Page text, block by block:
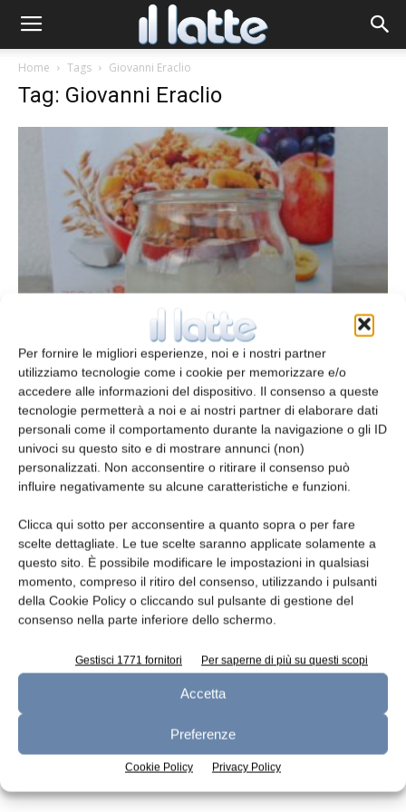
Per fornire le migliori esperienze, noi e i nostri partner
utilizziamo tecnologie come i cookie per memorizzare e/o
accedere alle informazioni del dispositivo. Il consenso a queste
tecnologie permetterà a noi e ai nostri partner di elaborare dati
personali come il comportamento durante la navigazione o gli ID
univoci su questo sito e di mostrare annunci (non)
personalizzati. Non acconsentire o ritirare il consenso può
influire negativamente su alcune caratteristiche e funzioni.
Clicca qui sotto per acconsentire a quanto sopra o per fare
scelte dettagliate. Le tue scelte saranno applicate solamente a
questo sito. È possibile modificare le impostazioni in qualsiasi
momento, compreso il ritiro del consenso, utilizzando i pulsanti
della Cookie Policy o cliccando sul pulsante di gestione del
consenso nella parte inferiore dello schermo.
Gestisci 1771 fornitori Per saperne di più su questi scopi
Accetta
Preferenze
Cookie Policy Privacy Policy
Home Tags Giovanni Eraclio
Tag: Giovanni Eraclio
Post-acidificazione cause e soluzioni
redazione 24 Luglio 2013
Leggi la rivista
n.6 - Giugno 2026 n.5 - Maggio 2026
Edicola Web